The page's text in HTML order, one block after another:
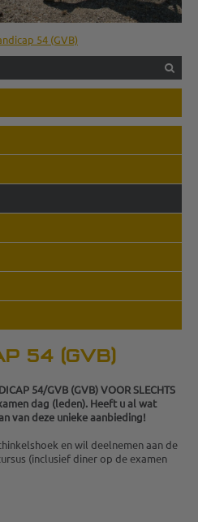
54 (GVB)
54 (GVB)
54/GVB (GVB) VOOR SLECHTS
dag (leden). Heeft u al wat
van deze unieke aanbieding!
en wil deelnemen aan de
(inclusief diner op de examen